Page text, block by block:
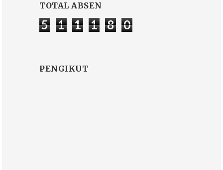
TOTAL ABSEN
5 1 1 1 8 0
PENGIKUT